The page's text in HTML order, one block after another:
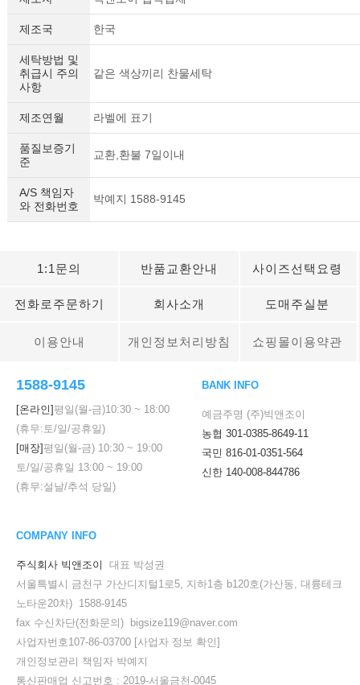
제조국 한국
세탁방법 및
취급시 주의
사항
같은 색상끼리 찬물세탁
제조연월 라벨에 표기
품질보증기
준
교환,환불 7일이내
A/S 책임자
와 전화번호
박예지 1588-9145
1:1문의 반품교환안내 사이즈선택요령
전화로주문하기 회사소개 도매주실분
이용안내 개인정보처리방침 쇼핑몰이용약관
1588-9145
[온라인]평일(월-금)10:30 ~ 18:00
(휴무:토/일/공휴일)
[매장]평일(월-금) 10:30 ~ 19:00
토/일/공휴일 13:00 ~ 19:00
(휴무:설날/추석 당일)
BANK INFO
예금주명 (주)빅앤조이
농협 301-0385-8649-11
국민 816-01-0351-564
신한 140-008-844786
COMPANY INFO
주식회사 빅앤조이
대표 박성권
서울특별시 금천구 가산디지털1로5, 지하1층 b120호(가산동, 대륭테크
노타운20차) 1588-9145
fax 수신차단(전화문의) bigsize119@naver.com
사업자번호107-86-03700 [사업자 정보 확인]
개인정보관리 책임자 박예지
통신판매업 신고번호 : 2019-서울금천-0045